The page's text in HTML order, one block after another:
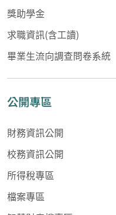
獎助學金
求職資訊(含工讀)
畢業生流向調查問卷系統
公開專區
財務資訊公開
校務資訊公開
所得稅專區
檔案專區